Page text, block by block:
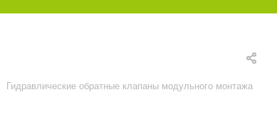
Гидравлические обратные клапаны модульного монтажа